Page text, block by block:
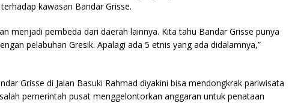
kawasan Bandar Grisse.
menjadi pembeda dari daerah lainnya. Kita tahu Bandar Grisse punya
pelabuhan Gresik. Apalagi ada 5 etnis yang ada didalamnya,”
Grisse di Jalan Basuki Rahmad diyakini bisa mendongkrak pariwisata
pemerintah pusat menggelontorkan anggaran untuk penataan